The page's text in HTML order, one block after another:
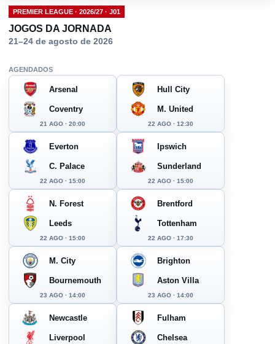
PREMIER LEAGUE · 2026/27 · J01
JOGOS DA JORNADA
21–24 de agosto de 2026
AGENDADOS
Arsenal
Coventry
21 AGO · 20:00
Hull City
M. United
22 AGO · 12:30
Everton
C. Palace
22 AGO · 15:00
Ipswich
Sunderland
22 AGO · 15:00
N. Forest
Leeds
22 AGO · 15:00
Brentford
Tottenham
22 AGO · 17:30
M. City
Bournemouth
23 AGO · 14:00
Brighton
Aston Villa
23 AGO · 14:00
Newcastle
Liverpool
Fulham
Chelsea